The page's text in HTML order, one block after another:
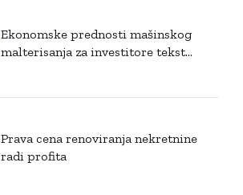
Ekonomske prednosti mašinskog
malterisanja za investitore tekst
Prava cena renoviranja nekretnine
radi profita